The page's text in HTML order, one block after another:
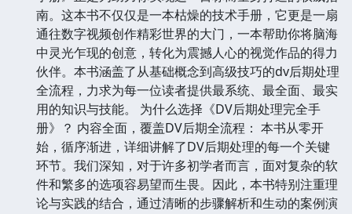
南。这本书不仅仅是一本枯燥的技术手册，它更是一扇
通往数字视频创作精彩世界的大门，一本帮助你将脑海
中灵光乍现的创意，转化为震撼人心的视觉作品的得力
伙伴。本书涵盖了从基础概念到高级技巧的dv后期处理
全流程，力求为每一位读者提供最系统、最全面、最实
用的知识与技能。 为什么选择《DV后期处理完全手
册》？ 内容全面，覆盖DV后期全流程： 本书从零开
始，循序渐进，详细讲解了DV后期处理的每一个关键
环节。我们深知，对于许多初学者而言，面对复杂的软
件和繁多的选项容易望而生畏。因此，本书特别注重理
论与实践的结合，通过清晰的步骤解析和生动的案例演